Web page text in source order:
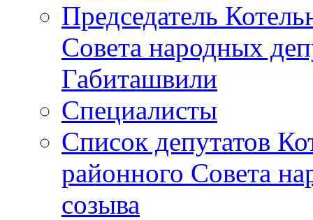
Председатель
Совета народных
Габиташвили
Специалисты
Список депутатов
районного Совета
созыва